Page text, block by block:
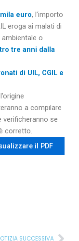
euro, l’importo
eroga ai malati di
o
tre anni dalla
di UIL, CGIL e
a compilare
verificheranno se
corretto.
il PDF
SUCCESSIVA